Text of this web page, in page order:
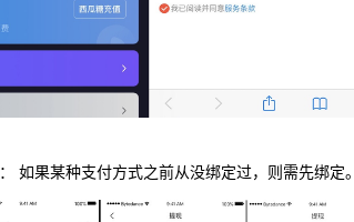
如果某种支付方式之前从没绑定过，则需先绑定。